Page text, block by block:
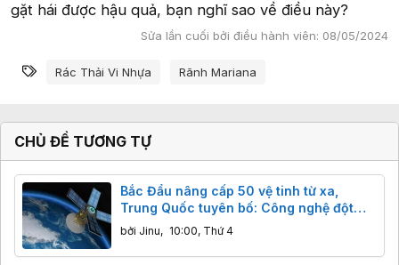
gặt hái được hậu quả, bạn nghĩ sao về điều này?
Sửa lần cuối bởi điều hành viên: 08/05/2024
Từ khóa
Rác Thải Vi Nhựa Rãnh Mariana
CHỦ ĐỀ TƯƠNG TỰ
Bắc Đẩu nâng cấp 50 vệ tinh từ xa,
Trung Quốc tuyên bố: Công nghệ đột
phá, độ chính xác centimet vượt trội
bởi Jinu, 10:00, Thứ 4